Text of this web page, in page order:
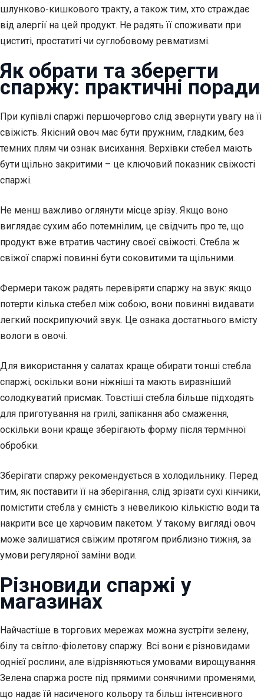
шлунково-кишкового тракту, а також тим, хто страждає
від алергії на цей продукт. Не радять її споживати при
циститі, простатиті чи суглобовому ревматизмі.
Як обрати та зберегти
спаржу: практичні поради
При купівлі спаржі першочергово слід звернути увагу на її
свіжість. Якісний овоч має бути пружним, гладким, без
темних плям чи ознак висихання. Верхівки стебел мають
бути щільно закритими – це ключовий показник свіжості
спаржі.
Не менш важливо оглянути місце зрізу. Якщо воно
виглядає сухим або потемнілим, це свідчить про те, що
продукт вже втратив частину своєї свіжості. Стебла ж
свіжої спаржі повинні бути соковитими та щільними.
Фермери також радять перевіряти спаржу на звук: якщо
потерти кілька стебел між собою, вони повинні видавати
легкий поскрипуючий звук. Це ознака достатнього вмісту
вологи в овочі.
Для використання у салатах краще обирати тонші стебла
спаржі, оскільки вони ніжніші та мають виразніший
солодкуватий присмак. Товстіші стебла більше підходять
для приготування на грилі, запікання або смаження,
оскільки вони краще зберігають форму після термічної
обробки.
Зберігати спаржу рекомендується в холодильнику. Перед
тим, як поставити її на зберігання, слід зрізати сухі кінчики,
помістити стебла у ємність з невеликою кількістю води та
накрити все це харчовим пакетом. У такому вигляді овоч
може залишатися свіжим протягом приблизно тижня, за
умови регулярної заміни води.
Різновиди спаржі у
магазинах
Найчастіше в торгових мережах можна зустріти зелену,
білу та світло-фіолетову спаржу. Всі вони є різновидами
однієї рослини, але відрізняються умовами вирощування.
Зелена спаржа росте під прямими сонячними променями,
що надає їй насиченого кольору та більш інтенсивного